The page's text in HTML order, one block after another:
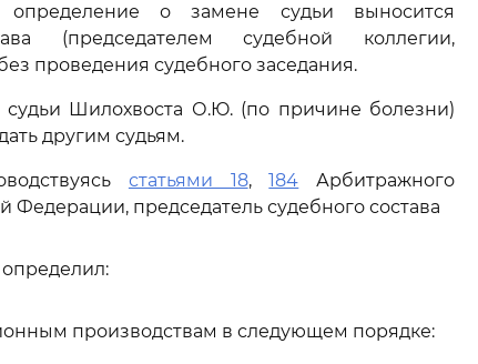
определение о замене судьи выносится
(председателем судебной коллегии,
проведения судебного заседания.
судьи Шилохвоста О.Ю. (по причине болезни)
другим судьям.
статьями 18,184 Арбитражного
Федерации, председатель судебного состава
определил:
производствам в следующем порядке: